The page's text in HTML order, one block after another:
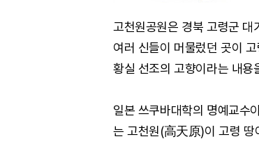
고천원공원은 경북 고령군
여러 신들이 머물렀던 곳이
황실 선조의 고향이라는 내
일본 쓰쿠바대학의 명예교수
는 고천원(高天原)이 고령 땅